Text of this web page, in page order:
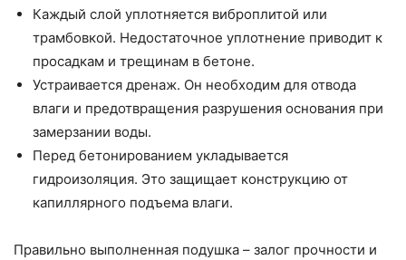
Каждый слой уплотняется виброплитой или
трамбовкой. Недостаточное уплотнение приводит к
просадкам и трещинам в бетоне.
Устраивается дренаж. Он необходим для отвода
влаги и предотвращения разрушения основания при
замерзании воды.
Перед бетонированием укладывается
гидроизоляция. Это защищает конструкцию от
капиллярного подъема влаги.
Правильно выполненная подушка – залог прочности и